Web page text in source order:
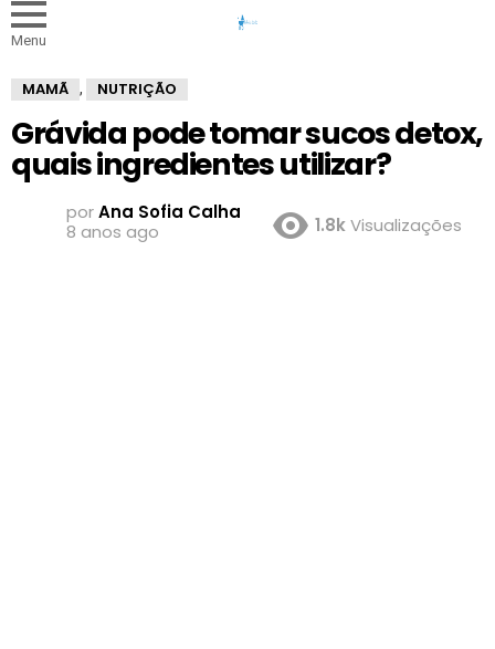
Menu
MAMÃ , NUTRIÇÃO
Grávida pode tomar sucos detox,
quais ingredientes utilizar?
porAna Sofia Calha
8 anos ago
1.8kVisualizações